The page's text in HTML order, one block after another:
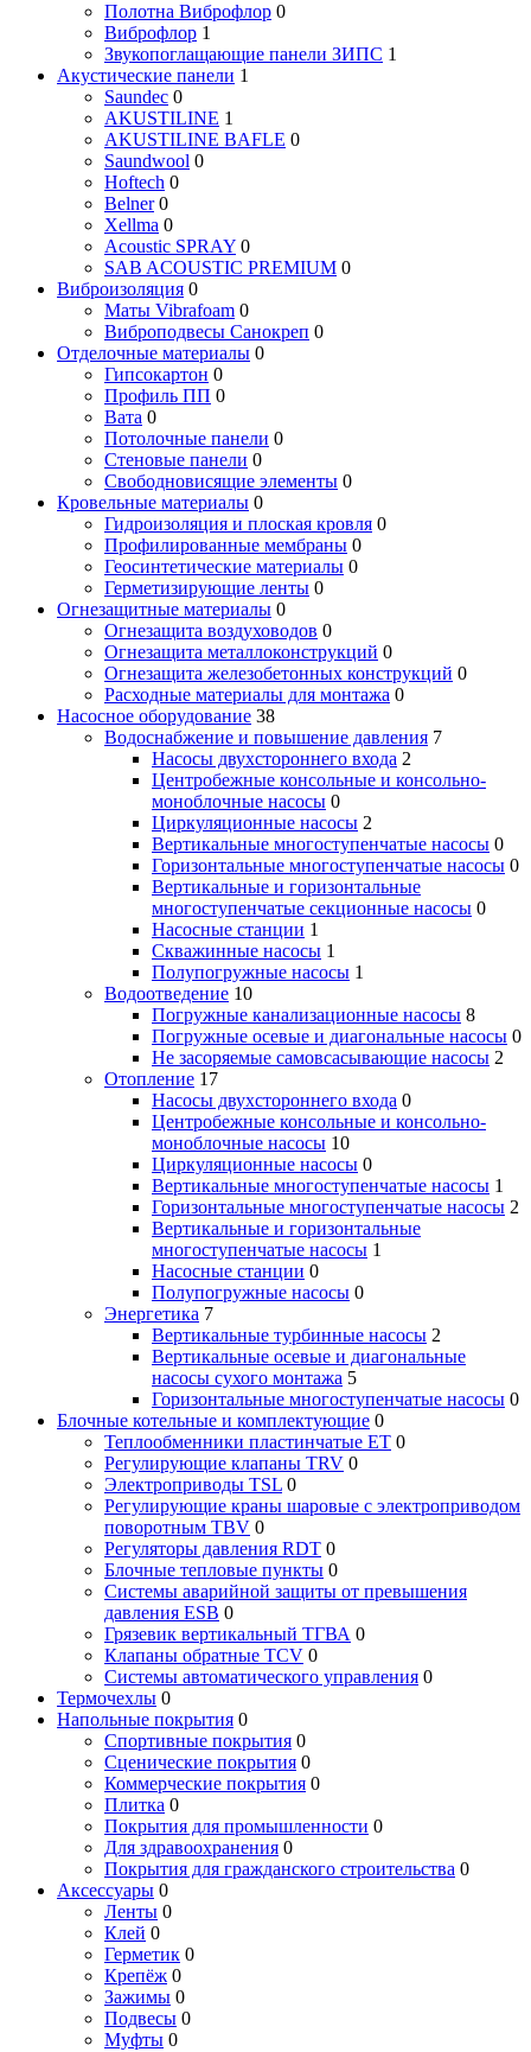
Полотна Виброфлор 0
Виброфлор 1
Звукопоглащающие панели ЗИПС 1
Акустические панели 1
Saundec 0
AKUSTILINE 1
AKUSTILINE BAFLE 0
Saundwool 0
Hoftech 0
Belner 0
Xellma 0
Acoustic SPRAY 0
SAB ACOUSTIC PREMIUM 0
Виброизоляция 0
Маты Vibrafoam 0
Виброподвесы Санокреп 0
Отделочные материалы 0
Гипсокартон 0
Профиль ПП 0
Вата 0
Потолочные панели 0
Стеновые панели 0
Свободновисящие элементы 0
Кровельные материалы 0
Гидроизоляция и плоская кровля 0
Профилированные мембраны 0
Геосинтетические материалы 0
Герметизирующие ленты 0
Огнезащитные материалы 0
Огнезащита воздуховодов 0
Огнезащита металлоконструкций 0
Огнезащита железобетонных конструкций 0
Расходные материалы для монтажа 0
Насосное оборудование 38
Водоснабжение и повышение давления 7
Насосы двухстороннего входа 2
Центробежные консольные и консольно-
моноблочные насосы 0
Циркуляционные насосы 2
Вертикальные многоступенчатые насосы 0
Горизонтальные многоступенчатые насосы 0
Вертикальные и горизонтальные
многоступенчатые секционные насосы 0
Насосные станции 1
Скважинные насосы 1
Полупогружные насосы 1
Водоотведение 10
Погружные канализационные насосы 8
Погружные осевые и диагональные насосы 0
Не засоряемые самовсасывающие насосы 2
Отопление 17
Насосы двухстороннего входа 0
Центробежные консольные и консольно-
моноблочные насосы 10
Циркуляционные насосы 0
Вертикальные многоступенчатые насосы 1
Горизонтальные многоступенчатые насосы 2
Вертикальные и горизонтальные
многоступенчатые насосы 1
Насосные станции 0
Полупогружные насосы 0
Энергетика 7
Вертикальные турбинные насосы 2
Вертикальные осевые и диагональные
насосы сухого монтажа 5
Горизонтальные многоступенчатые насосы 0
Блочные котельные и комплектующие 0
Теплообменники пластинчатые ЕТ 0
Регулирующие клапаны TRV 0
Электроприводы TSL 0
Регулирующие краны шаровые с электроприводом
поворотным TBV 0
Регуляторы давления RDT 0
Блочные тепловые пункты 0
Системы аварийной защиты от превышения
давления ESB 0
Грязевик вертикальный ТГВА 0
Клапаны обратные TCV 0
Системы автоматического управления 0
Термочехлы 0
Напольные покрытия 0
Спортивные покрытия 0
Сценические покрытия 0
Коммерческие покрытия 0
Плитка 0
Покрытия для промышленности 0
Для здравоохранения 0
Покрытия для гражданского строительства 0
Аксессуары 0
Ленты 0
Клей 0
Герметик 0
Крепёж 0
Зажимы 0
Подвесы 0
Муфты 0